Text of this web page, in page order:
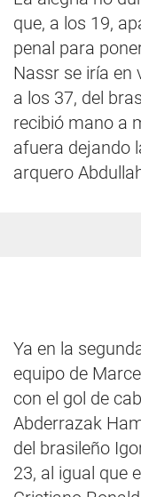
que, a los 19,
penal para
Nassr se iría en
a los 37, del
recibió mano a
afuera dejando
arquero
Ya en la
equipo de
con el gol de
Abderrazak
del brasileño
23, al igual que